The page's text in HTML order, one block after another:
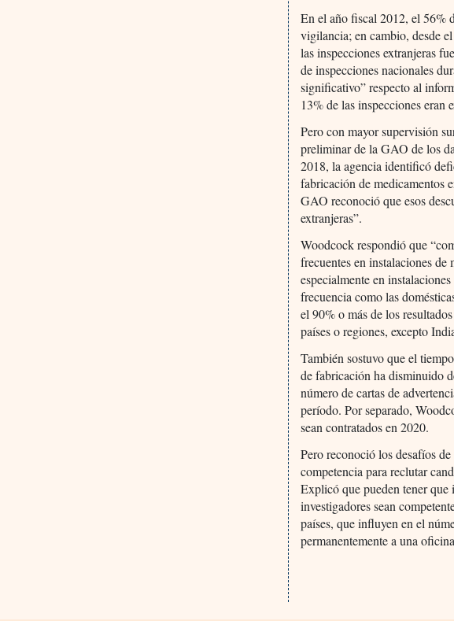
En el año fiscal 2012, el 56%
vigilancia; en cambio, desde
las inspecciones extranjeras
de inspecciones nacionales
significativo” respecto al
13% de las inspecciones eran
Pero con mayor supervisión
preliminar de la GAO de los
2018, la agencia identificó
fabricación de medicamentos
GAO reconoció que esos
extranjeras”.
Woodcock respondió que
frecuentes en instalaciones
especialmente en
frecuencia como las
el 90% o más de los
países o regiones, excepto
También sostuvo que el
de fabricación ha disminuido
número de cartas de
período. Por separado,
sean contratados en 2020.
Pero reconoció los desafíos
competencia para reclutar
Explicó que pueden tener que
investigadores sean
países, que influyen en el
permanentemente a una